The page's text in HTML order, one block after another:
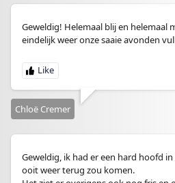
Geweldig! Helemaal blij en helemaal
eindelijk weer onze saaie avonden
Chloë Cremer
Geweldig, ik had er een hard hoofd
ooit weer terug zou komen.